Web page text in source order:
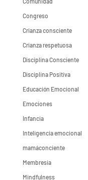
Congreso
Crianza consciente
Crianza respetuosa
Disciplina Consciente
Disciplina Positiva
Educación Emocional
Emociones
Infancia
Inteligencia emocional
mamáconciente
Membresia
Mindfulness